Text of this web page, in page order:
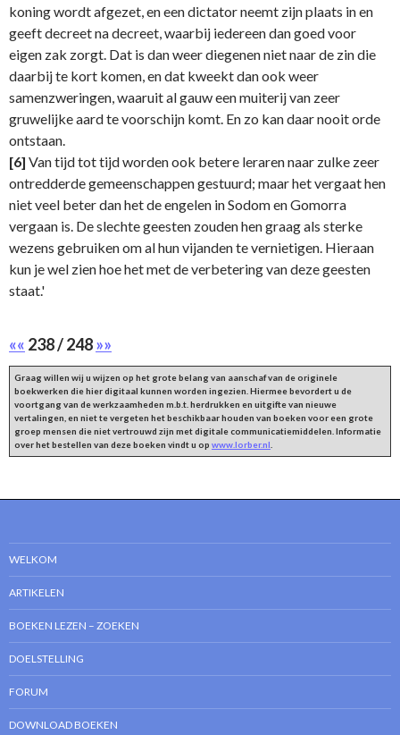
koning wordt afgezet, en een dictator neemt zijn plaats in en
geeft decreet na decreet, waarbij iedereen dan goed voor
eigen zak zorgt. Dat is dan weer diegenen niet naar de zin die
daarbij te kort komen, en dat kweekt dan ook weer
samenzweringen, waaruit al gauw een muiterij van zeer
gruwelijke aard te voorschijn komt. En zo kan daar nooit orde
ontstaan.
[6] Van tijd tot tijd worden ook betere leraren naar zulke zeer
ontredderde gemeenschappen gestuurd; maar het vergaat hen
niet veel beter dan het de engelen in Sodom en Gomorra
vergaan is. De slechte geesten zouden hen graag als sterke
wezens gebruiken om al hun vijanden te vernietigen. Hieraan
kun je wel zien hoe het met de verbetering van deze geesten
staat.'
«« 238 / 248»»
Graag willen wij u wijzen op het grote belang van aanschaf van de originele
boekwerken die hier digitaal kunnen worden ingezien. Hiermee bevordert u de
voortgang van de werkzaamheden m.b.t. herdrukken en uitgifte van nieuwe
vertalingen, en niet te vergeten het beschikbaar houden van boeken voor een grote
groep mensen die niet vertrouwd zijn met digitale communicatiemiddelen. Informatie
over het bestellen van deze boeken vindt u op www.lorber.nl
WELKOM
ARTIKELEN
BOEKEN LEZEN – ZOEKEN
DOELSTELLING
FORUM
DOWNLOAD BOEKEN